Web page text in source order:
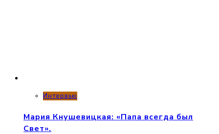
Интервью
Мария Кнушевицкая: «Папа всегда был
Свет».